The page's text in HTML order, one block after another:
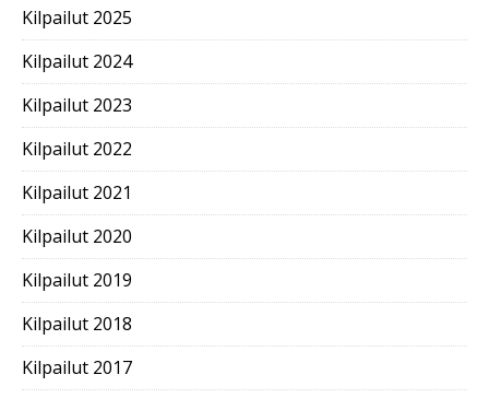
Kilpailut 2025
Kilpailut 2024
Kilpailut 2023
Kilpailut 2022
Kilpailut 2021
Kilpailut 2020
Kilpailut 2019
Kilpailut 2018
Kilpailut 2017